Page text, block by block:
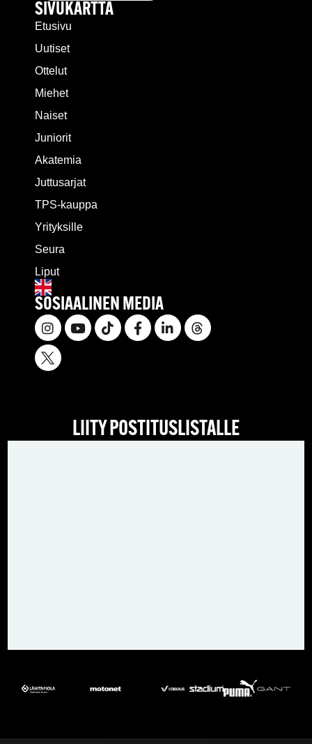
SIVUKARTTA
Etusivu
Uutiset
Ottelut
Miehet
Naiset
Juniorit
Akatemia
Juttusarjat
TPS-kauppa
Yrityksille
Seura
Liput
SOSIAALINEN MEDIA
LIITY POSTITUSLISTALLE